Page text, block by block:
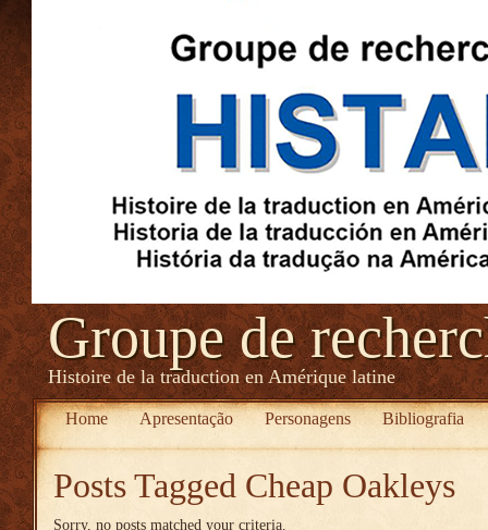
Groupe de
Histoire de la traduction en Amérique latine
Home Apresentação Personagens Bibliografia
Posts Tagged Cheap Oakleys
Sorry, no posts matched your criteria.